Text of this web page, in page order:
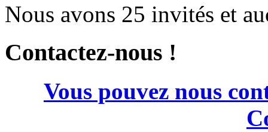
Nous avons 25 invités et
Contactez-nous !
Vous pouvez nous